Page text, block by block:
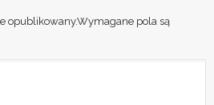
opublikowany.Wymagane pola są